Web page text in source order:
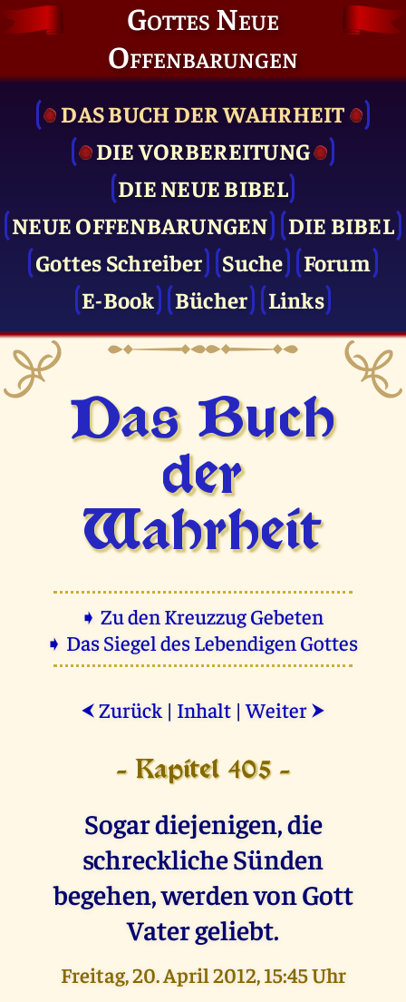
Gottes Neue
Offenbarungen
DAS BUCH DER WAHRHEIT
DIE VOR­BEREITUNG
DIE NEUE BIBEL
NEUE OFFENBARUNGEN
DIE BIBEL
Gottes Schreiber
Suche
Forum
E-Book
Bücher Links
Das Buch
der
Wahrheit
➧ Zu den Kreuzzug Gebeten
➧ Das Siegel des Lebendigen Gottes
⮜ Zurück | Inhalt |Weiter ⮞
- Kapitel 405 -
Sogar diejenigen, die
schreckliche Sünden
begehen, werden von Gott
Vater geliebt.
Freitag, 20. April 2012, 15:45 Uhr